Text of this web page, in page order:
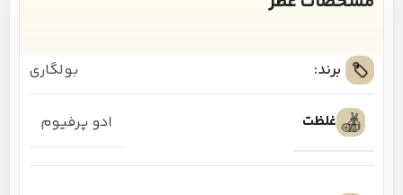
برند: بولگاری
غلظت ادو پرفیوم